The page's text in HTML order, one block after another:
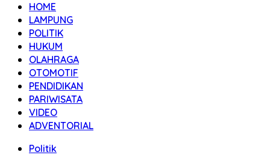
HOME
LAMPUNG
POLITIK
HUKUM
OLAHRAGA
OTOMOTIF
PENDIDIKAN
PARIWISATA
VIDEO
ADVENTORIAL
Politik